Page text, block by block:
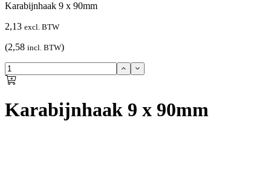
Karabijnhaak 9 x 90mm
2,13 excl. BTW
(2,58 incl. BTW)
Karabijnhaak 9 x 90mm